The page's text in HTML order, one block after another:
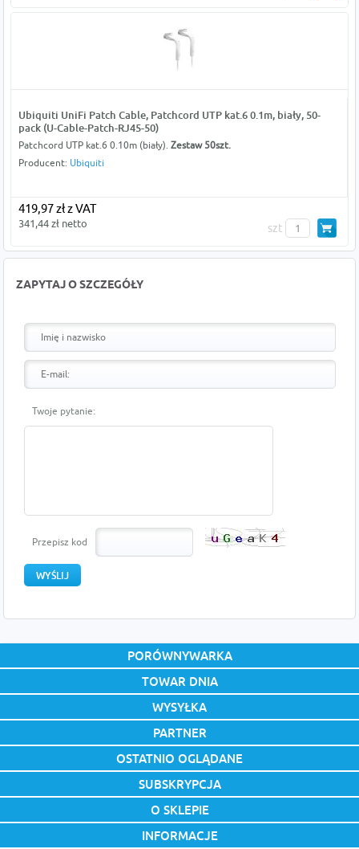
Ubiquiti UniFi Patch Cable, Patchcord UTP kat.6 0.1m, biały, 50-
pack (U-Cable-Patch-RJ45-50)
Patchcord UTP kat.6 0.10m (biały). Zestaw 50szt.
Producent: Ubiquiti
419,97 zł z VAT
341,44 zł netto szt
ZAPYTAJ O SZCZEGÓŁY
Twoje pytanie:
Przepisz kod
PORÓWNYWARKA
TOWAR DNIA
WYSYŁKA
PARTNER
OSTATNIO OGLĄDANE
SUBSKRYPCJA
O SKLEPIE
INFORMACJE